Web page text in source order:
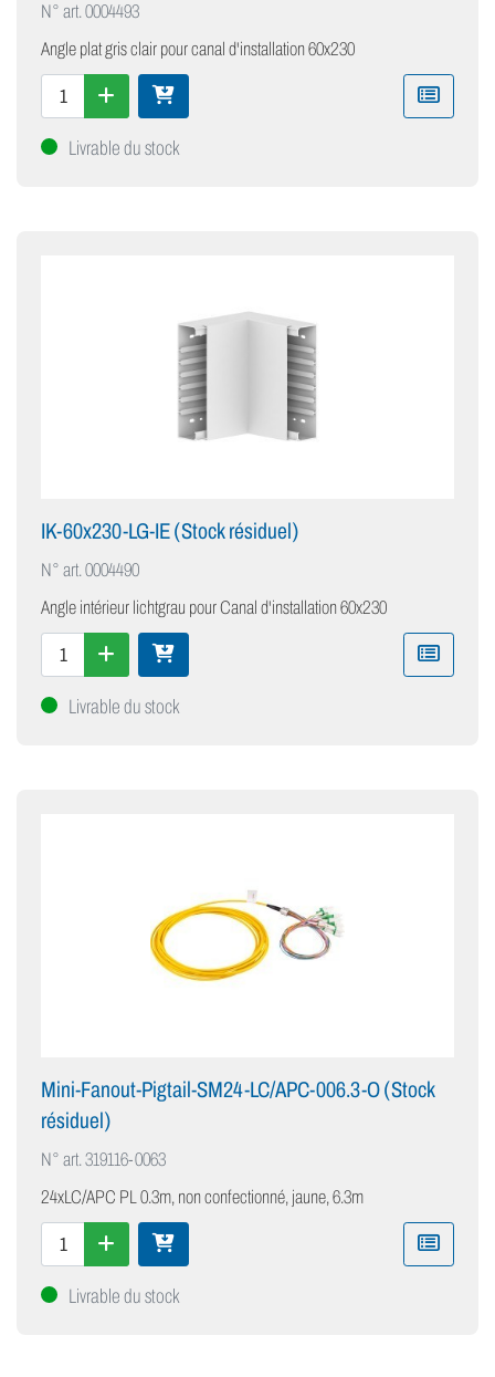
N° art.0004493
Angle plat gris clair pour canal d'installation 60x230
Livrable du stock
IK-60x230-LG-IE (Stock résiduel)
N° art.0004490
Angle intérieur lichtgrau pour Canal d'installation 60x230
Livrable du stock
Mini-Fanout-Pigtail-SM24-LC/APC-006.3-O (Stock
résiduel)
N° art.319116-0063
24xLC/APC PL 0.3m, non confectionné, jaune, 6.3m
Livrable du stock